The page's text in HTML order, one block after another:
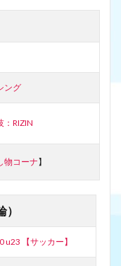
ング
：RIZIN
物コーナ】
u23 【サッカー】